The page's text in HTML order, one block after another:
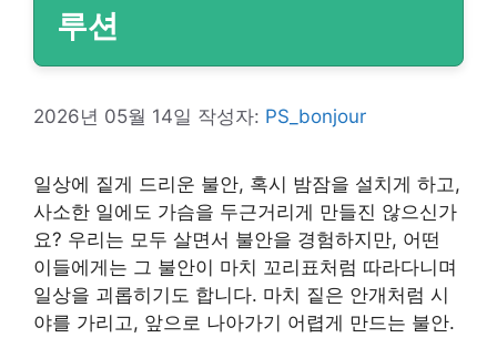
루션
2026년 05월 14일 작성자: PS_bonjour
일상에 짙게 드리운 불안, 혹시 밤잠을 설치게 하고,
사소한 일에도 가슴을 두근거리게 만들진 않으신가
요? 우리는 모두 살면서 불안을 경험하지만, 어떤
이들에게는 그 불안이 마치 꼬리표처럼 따라다니며
일상을 괴롭히기도 합니다. 마치 짙은 안개처럼 시
야를 가리고, 앞으로 나아가기 어렵게 만드는 불안.